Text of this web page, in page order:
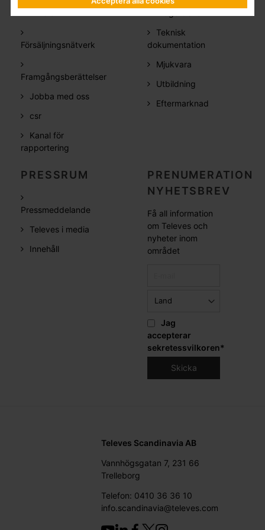
Försäljningsnätverk
Framgångsberättelser
Jobba med oss
csr
Kanal för
rapportering
Teknisk
dokumentation
Mjukvara
Utbildning
Eftermarknad
PRESSRUM
Pressmeddelande
Televes i media
Innehåll
PRENUMERATION
NYHETSBREV
Få all information
om Televes och
nyheter inom
området
Jag
accepterar
sekretessvilkoren*
Televes Scandinavia AB
Vannhögsgatan 7, 231 66
Trelleborg
Telefon: 0410 36 36 10
info.scandinavia@televes.com